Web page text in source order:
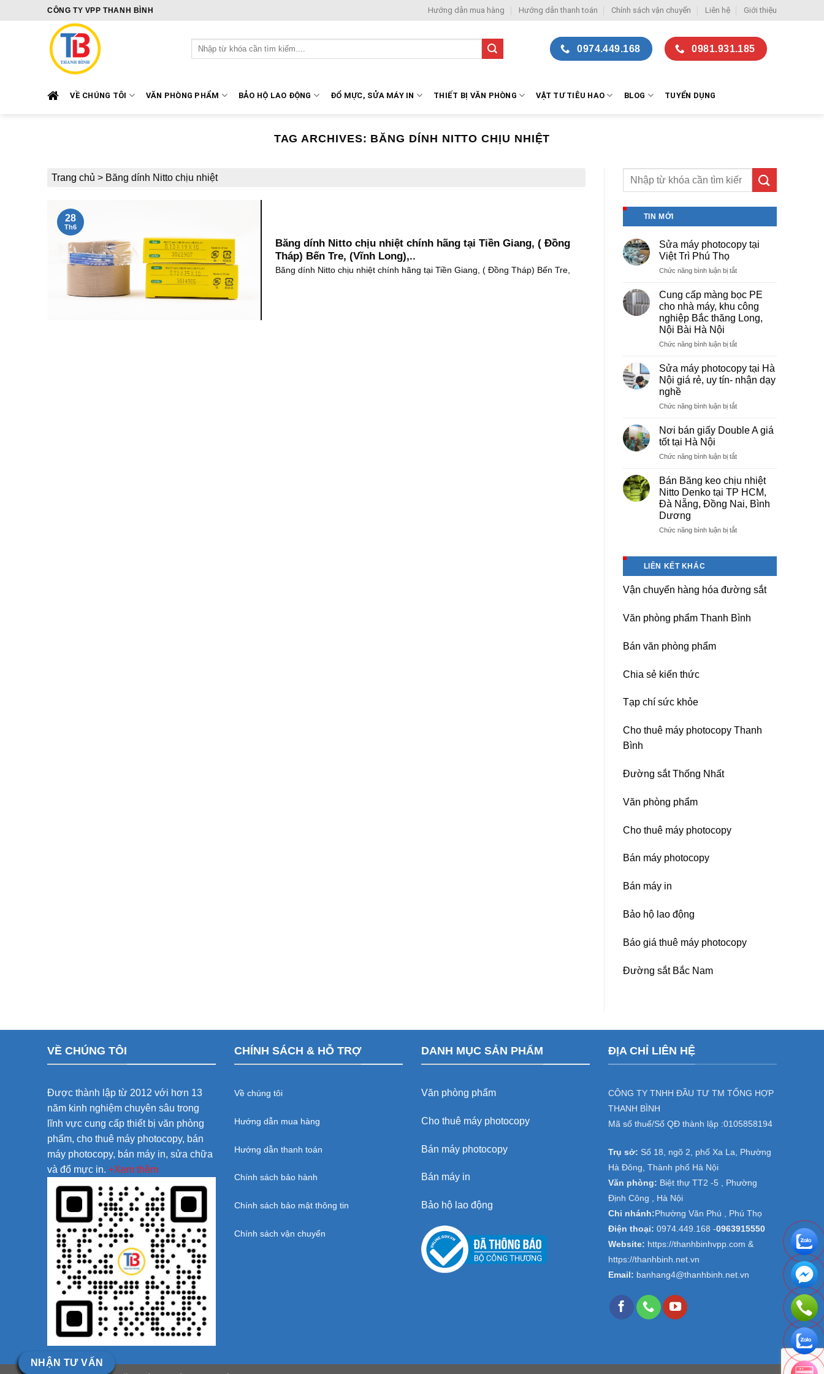
CÔNG TY VPP THANH BÌNH Hướng dẫn mua hàng Hướng dẫn thanh toán Chính sách vận chuyển Liên hệ Giới thiệu
Tìm
kiếm:
0974.449.168 0981.931.185
VỀ CHÚNG TÔI VĂN PHÒNG PHẨM BẢO HỘ LAO ĐỘNG ĐỔ MỰC, SỬA MÁY IN THIẾT BỊ VĂN PHÒNG VẬT TƯ TIÊU HAO BLOG TUYỂN DỤNG
TAG ARCHIVES: BĂNG DÍNH NITTO CHỊU NHIỆT
Trang chủ > Băng dính Nitto chịu nhiệt
Băng dính Nitto chịu nhiệt chính hãng tại Tiền Giang, ( Đồng
Tháp) Bến Tre, (Vĩnh Long),..
Băng dính Nitto chịu nhiệt chính hãng tại Tiền Giang, ( Đồng Tháp) Bến Tre,
28
Th6
TIN MỚI
Sửa máy photocopy tại
Việt Trì Phú Thọ
Chức năng bình luận bị tắtở
photocopy
tại
Việt
Phú
Cung cấp màng bọc PE
cho nhà máy, khu công
nghiệp Bắc thăng Long,
Nội Bài Hà Nội
Chức năng bình luận bị tắtở
màng
bọc
cho
máy,
nghiệp
thăng
Long,
Nội
Nội
Sửa máy photocopy tại Hà
Nội giá rẻ, uy tín- nhận dạy
nghề
Chức năng bình luận bị tắtở
máy
photocopy
Hà
giá
rẻ,
uy
tín-
dạy
Nơi bán giấy Double A giá
tốt tại Hà Nội
Chức năng bình luận bị tắtở
giấy
Double
A
tốt
Bán Băng keo chịu nhiệt
Nitto Denko tại TP HCM,
Đà Nẵng, Đồng Nai, Bình
Dương
Chức năng bình luận bị tắtở
Nitto
tại
TP
LIÊN KẾT KHÁC
Vận chuyển hàng hóa đường sắt
Văn phòng phẩm Thanh Bình
Bán văn phòng phẩm
Chia sẻ kiến thức
Tạp chí sức khỏe
Cho thuê máy photocopy Thanh
Bình
Đường sắt Thống Nhất
Văn phòng phẩm
Cho thuê máy photocopy
Bán máy photocopy
Bán máy in
Bảo hộ lao động
Báo giá thuê máy photocopy
Đường sắt Bắc Nam
VỀ CHÚNG TÔI
Được thành lập từ 2012 với hơn 13
năm kinh nghiệm chuyên sâu trong
lĩnh vực cung cấp thiết bị văn phòng
phẩm, cho thuê máy photocopy, bán
máy photocopy, bán máy in, sửa chữa
và đổ mực in. +Xem thêm
CHÍNH SÁCH & HỖ TRỢ
Về chúng tôi
Hướng dẫn mua hàng
Hướng dẫn thanh toán
Chính sách bảo hành
Chính sách bảo mật thông tin
Chính sách vận chuyển
DANH MỤC SẢN PHẨM
Văn phòng phẩm
Cho thuê máy photocopy
Bán máy photocopy
Bán máy in
Bảo hộ lao động
ĐỊA CHỈ LIÊN HỆ
CÔNG TY TNHH ĐẦU TƯ TM TỔNG HỢP
THANH BÌNH
Mã số thuế/Số QĐ thành lập :0105858194
Trụ sở: Số 18, ngõ 2, phố Xa La, Phường
Hà Đông, Thành phố Hà Nội
Văn phòng: Biệt thự TT2 -5 , Phường
Định Công , Hà Nội
Chi nhánh: Phường Văn Phú , Phú Thọ
Điện thoại: 0974.449.168 -0963915550
Website: https://thanhbinhvpp.com &
https://thanhbinh.net.vn
Email: banhang4@thanhbinh.net.vn
NHẬN TƯ VẤN